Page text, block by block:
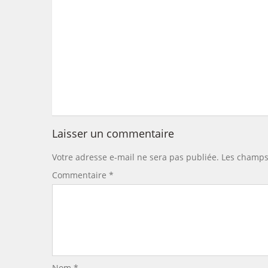
Laisser un commentaire
Votre adresse e-mail ne sera pas publiée. Les
Commentaire *